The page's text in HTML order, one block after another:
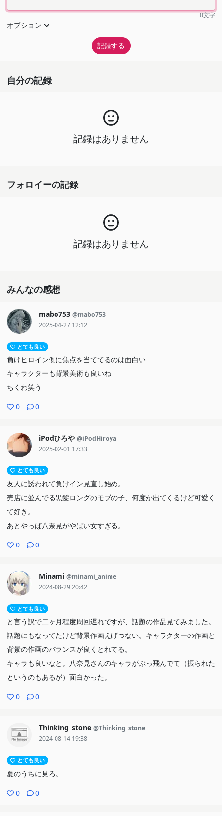
0文字
オプション
自分の記録
記録はありません
フォロイーの記録
記録はありません
みんなの感想
mabo753 @mabo753
2025-04-27 12:12
とても良い
負けヒロイン側に焦点を当ててるのは面白い
キャラクターも背景美術も良いね
ちくわ笑う
0 0
iPodひろや @iPodHiroya
2025-02-01 17:33
とても良い
友人に誘われて負けイン見直し始め。
売店に並んでる黒髪ロングのモブの子、何度か出てくるけど可愛く
て好き。
あとやっぱ八奈見がやばい女すぎる。
0 0
Minami @minami_anime
2024-08-29 20:42
とても良い
と言う訳で二ヶ月程度周回遅れですが、話題の作品見てみました。
話題にもなってたけど背景作画えげつない。キャラクターの作画と
背景の作画のバランスが良くとれてる。
キャラも良いなと。八奈見さんのキャラがぶっ飛んでて（振られた
というのもあるが）面白かった。
0 0
Thinking_stone @Thinking_stone
2024-08-14 19:38
とても良い
夏のうちに見ろ。
0 0